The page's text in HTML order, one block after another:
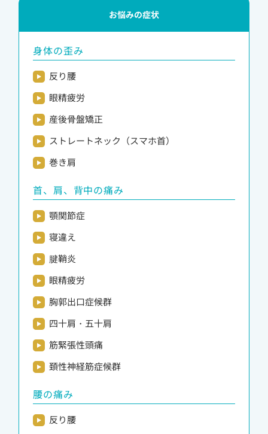
お悩みの症状
身体の歪み
反り腰
眼精疲労
産後骨盤矯正
ストレートネック（スマホ首）
巻き肩
首、肩、背中の痛み
顎関節症
寝違え
腱鞘炎
眼精疲労
胸郭出口症候群
四十肩・五十肩
筋緊張性頭痛
頚性神経筋症候群
腰の痛み
反り腰